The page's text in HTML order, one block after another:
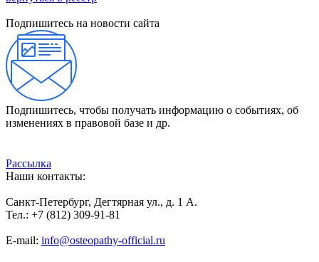
Подпишитесь на новости сайта
Подпишитесь, чтобы получать информацию о событиях, об
изменениях в правовой базе и др.
Рассылка
Наши контакты:
Санкт-Петербург, Дегтярная ул., д. 1 А.
Тел.: +7 (812) 309-91-81
E-mail: info@osteopathy-official.ru